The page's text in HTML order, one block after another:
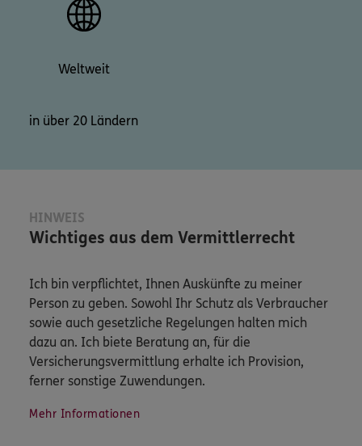
Weltweit
in über 20 Ländern
HINWEIS
Wichtiges aus dem Vermittlerrecht
Ich bin verpflichtet, Ihnen Auskünfte zu meiner
Person zu geben. Sowohl Ihr Schutz als Verbraucher
sowie auch gesetzliche Regelungen halten mich
dazu an. Ich biete Beratung an, für die
Versicherungsvermittlung erhalte ich Provision,
ferner sonstige Zuwendungen.
Mehr Informationen